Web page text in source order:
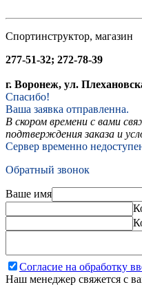
Спортинструктор, магазин
277-51-32; 272-78-39
г. Воронеж, ул.
Спасибо!
Ваша заявка отправленна.
В скором времени с вами
подтверждения заказа и
Сервер временно
Обратный звонок
Ваше имя
Согласие на обработку
Наш менеджер свяжется с